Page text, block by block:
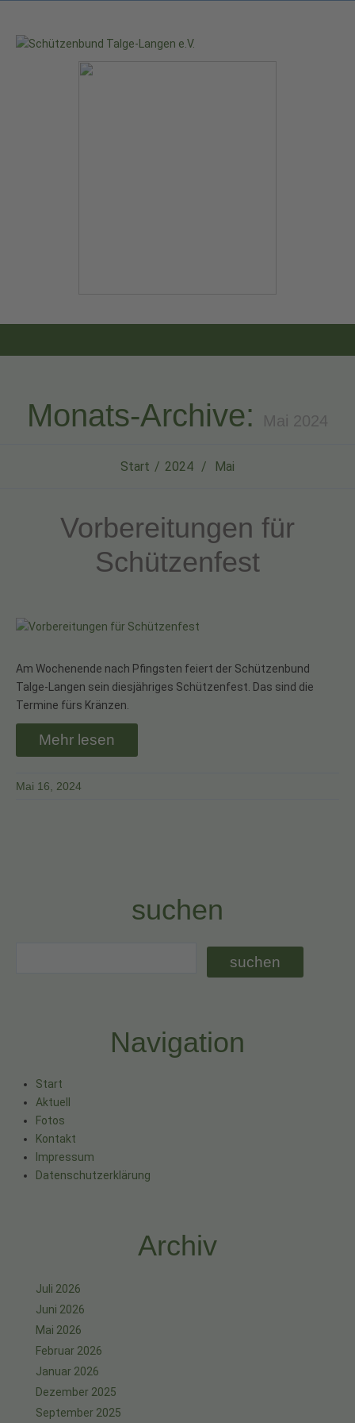
Monats-Archive: Mai 2024
Start 2024 Mai
Vorbereitungen für
Schützenfest
Am Wochenende nach Pfingsten feiert der Schützenbund
Talge-Langen sein diesjähriges Schützenfest. Das sind die
Termine fürs Kränzen.
Mehr lesen
Mai 16, 2024
suchen
Navigation
Start
Aktuell
Fotos
Kontakt
Impressum
Datenschutzerklärung
Archiv
Juli 2026
Juni 2026
Mai 2026
Februar 2026
Januar 2026
Dezember 2025
September 2025